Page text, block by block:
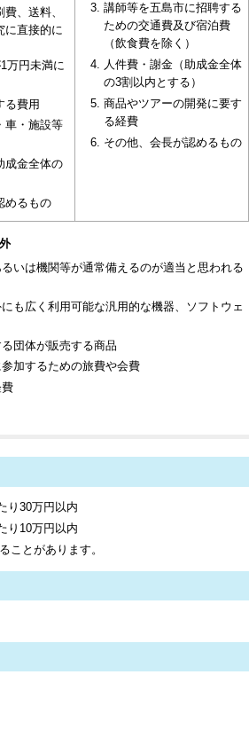
、送料、
に直接的に
万円未満に
る費用
車・施設等
成金全体の
めるもの
講師等を五島市に招聘する
ための交通費及び宿泊費
（飲食費を除く）
人件費・謝金（助成金全体
の3割以内とする）
商品やツアーの開発に要す
る経費
その他、会長が認めるもの
いは機関等が通常備えるのが適当と思われる
も広く利用可能な汎用的な機器、ソフトウェ
団体が販売する商品
加するための旅費や会費
り30万円以内
り10万円以内
ことがあります。